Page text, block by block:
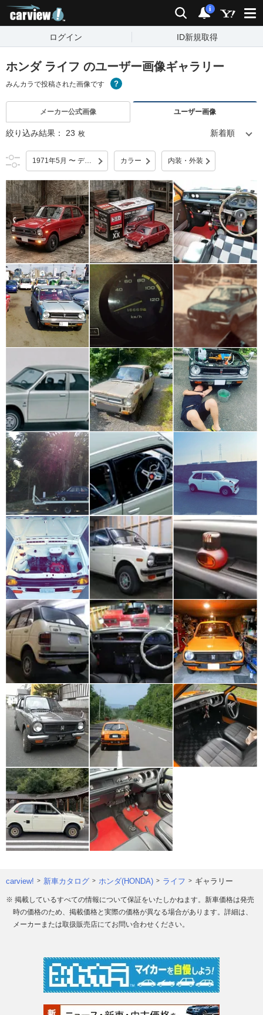
検索 通知
i
ログイン ID新規取得
ホンダ ライフ のユーザー画像ギャラリー
みんカラで投稿された画像です
メーカー公式画像 ユーザー画像
絞り込み結果： 23 枚
1971年5月 〜 デビュー カラー 内装・外装
carview! 新車カタログ ホンダ(HONDA) ライフ ギャラリー
※ 掲載しているすべての情報について保証をいたしかねます。新車価格は発売
時の価格のため、掲載価格と実際の価格が異なる場合があります。詳細は、
メーカーまたは取扱販売店にてお問い合わせください。